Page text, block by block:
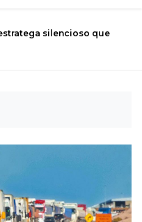
brota milagros y la fe